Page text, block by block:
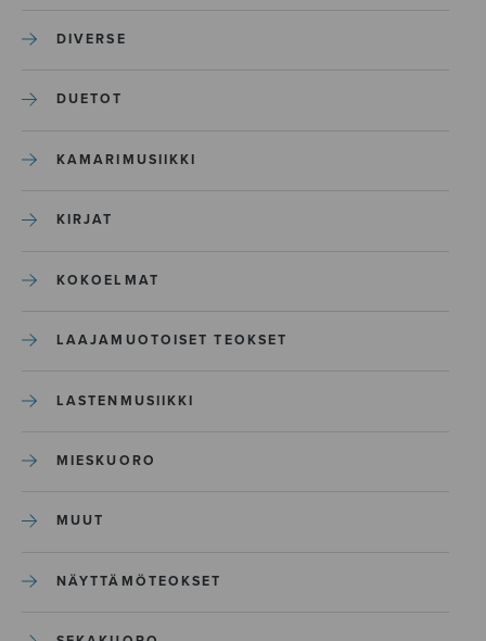
DIVERSE
DUETOT
KAMARIMUSIIKKI
KIRJAT
KOKOELMAT
LAAJAMUOTOISET TEOKSET
LASTENMUSIIKKI
MIESKUORO
MUUT
NÄYTTÄMÖTEOKSET